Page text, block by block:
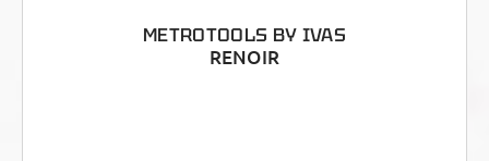
METROTOOLS BY IVAS
RENOIR